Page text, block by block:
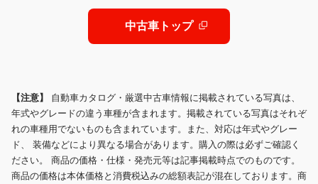
RAYS製17インチAW マツダコネク
ト 8.8インチディスプレイ
中古車トップ
【注意】 自動車カタログ・厳選中古車情報に掲載されている写真は、
年式やグレードの違う車種が含まれます。掲載されている写真はそれぞ
れの車種用でないものも含まれています。また、対応は年式やグレー
ド、 装備などにより異なる場合があります。購入の際は必ずご確認く
ださい。 商品の価格・仕様・発売元等は記事掲載時点でのものです。
商品の価格は本体価格と消費税込みの総額表記が混在しております。商